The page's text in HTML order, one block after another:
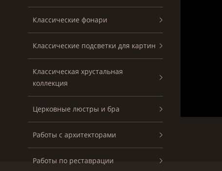
Классические фонари
Классические подсветки для картин
Классическая хрустальная
коллекция
Церковные люстры и бра
Работы с архитекторами
Работы по реставрации